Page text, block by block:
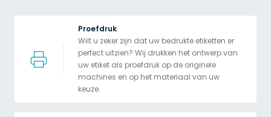
Proefdruk
Wilt u zeker zijn dat uw bedrukte etiketten er
perfect uitzien? Wij drukken het ontwerp van
uw etiket als proefdruk op de originele
machines en op het materiaal van uw
keuze.